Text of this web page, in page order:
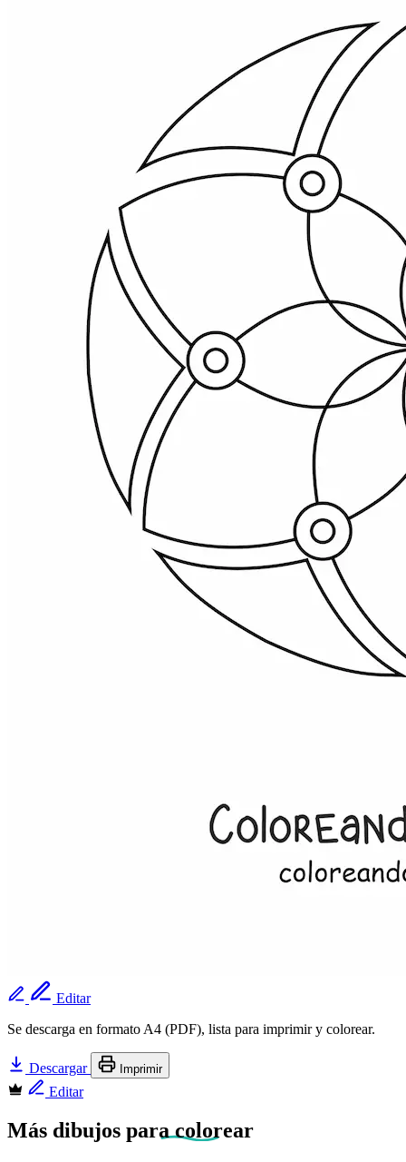
Editar
Se descarga en formato A4 (PDF), lista para imprimir y colorear.
Descargar Imprimir
Editar
Más dibujos para colorear